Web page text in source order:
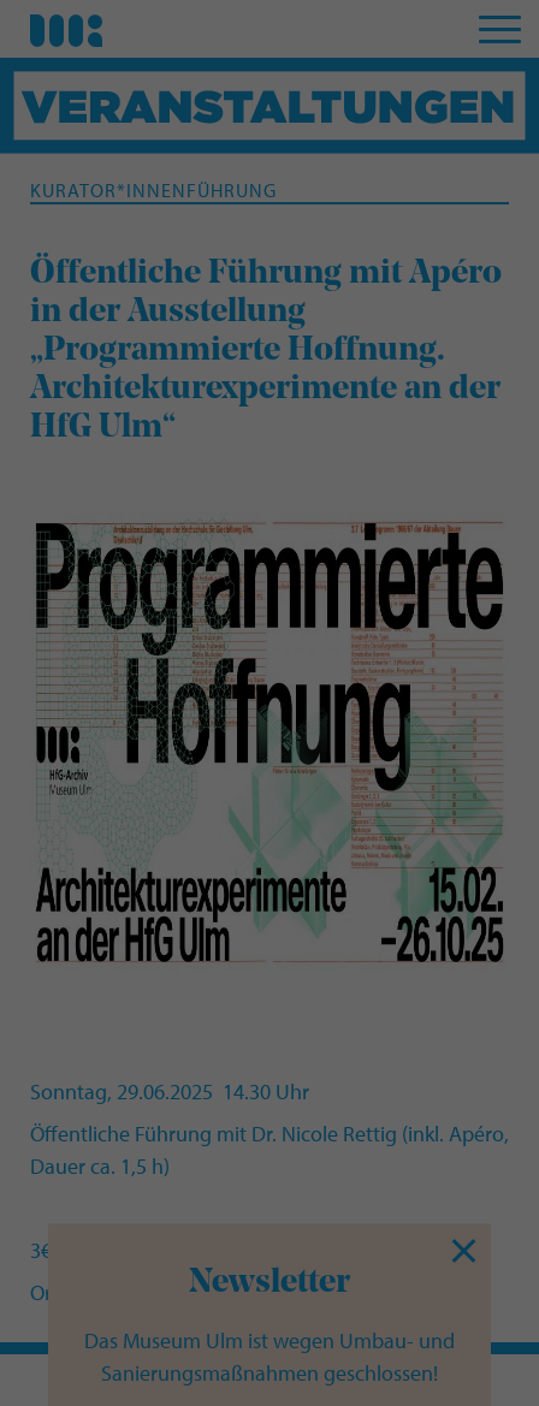
KURATOR*INNENFÜHRUNG
Öffentliche Führung mit Apéro
in der Ausstellung
„Programmierte Hoffnung.
Architekturexperimente an der
HfG Ulm“
Sonntag, 29.06.2025 14.30 Uhr
Öffentliche Führung mit Dr. Nicole Rettig (inkl. Apéro,
Dauer ca. 1,5 h)
3€ zzgl. Eintritt, ohne Anmeldung
Ort: HfG-Archiv Ulm, Am Hochsträss 8, 89081 Ulm
Newsletter
Das Museum Ulm ist wegen Umbau- und
Sanierungsmaßnahmen geschlossen!